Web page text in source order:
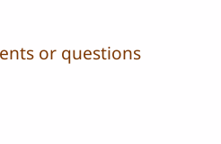
or questions